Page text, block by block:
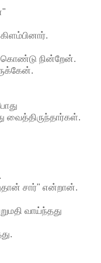
கொண்டு நின்றேன்.
வைத்திருந்தார்கள்.
சார்" என்றான்.
வாய்ந்தது